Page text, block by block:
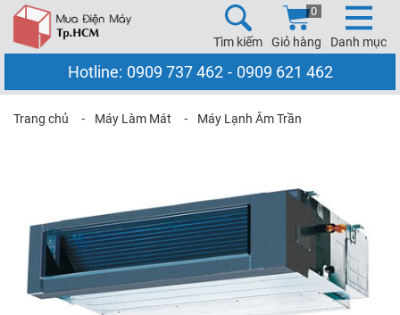
Tìm kiếm Giỏ hàng
0
Danh mục
Hotline: 0909 737 462 - 0909 621 462
Trang chủ ⁃ Máy Làm Mát ⁃ Máy Lạnh Âm Trần